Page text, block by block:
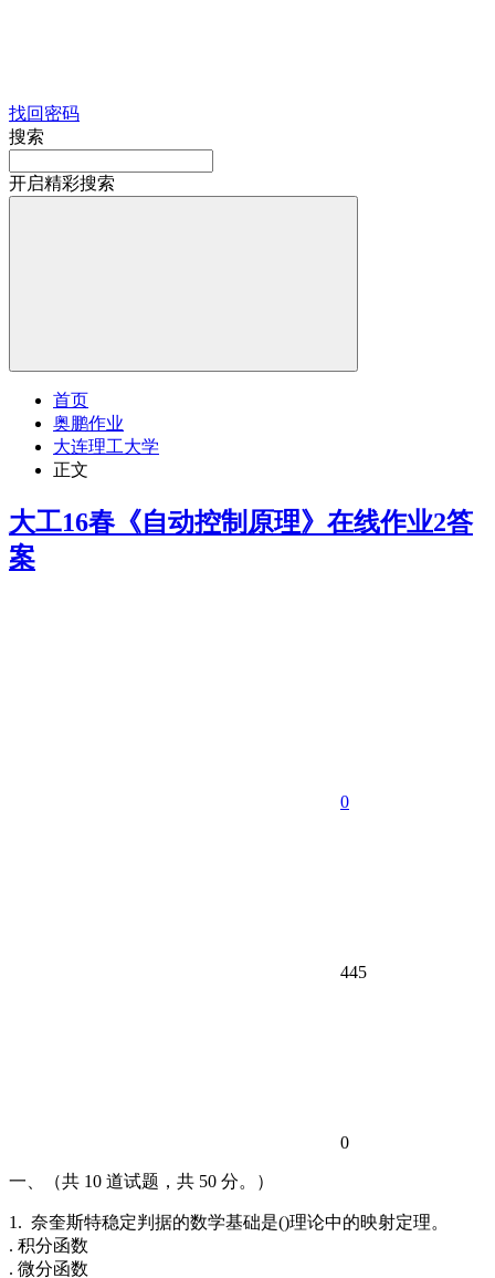
找回密码
搜索
开启精彩搜索
首页
奥鹏作业
大连理工大学
正文
大工16春《自动控制原理》在线作业2答
案
0
445
0
一、（共 10 道试题，共 50 分。）
1. 奈奎斯特稳定判据的数学基础是()理论中的映射定理。
. 积分函数
. 微分函数